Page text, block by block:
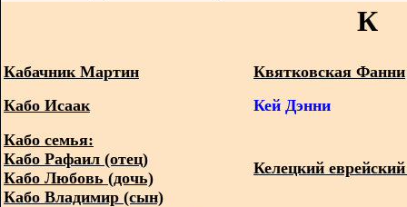
К
Кабачник Мартин
Квятковская Фанни
Кабо Исаак
Кей Дэнни
Кабо семья:
Кабо Рафаил (отец)
Кабо Любовь (дочь)
Кабо Владимир (сын)
Келецкий